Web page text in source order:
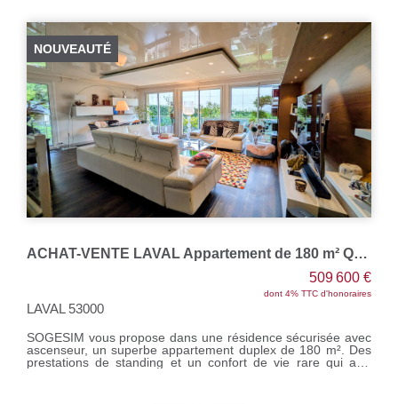
Appartement Laval 2 pièces face Mayenne, avec Parking privatif
137 800 €
dont 6% TTC d'honoraires
LAVAL 53000
Laval , à deux pas de l'hyper-centre, T2 avec vue sur la
Mayenne et parking Idéalement situé à proximité immédiate
de l'hyper-centre de Laval, découvrez cet agréable